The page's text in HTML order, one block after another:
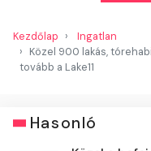
Kezdőlap
Ingatlan
Közel 900 lakás,
tovább a Lake11
Hasonló